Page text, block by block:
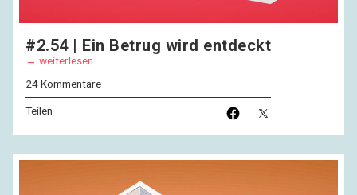
#2.54 | Ein Betrug wird entdeckt
weiterlesen
24 Kommentare
Teilen